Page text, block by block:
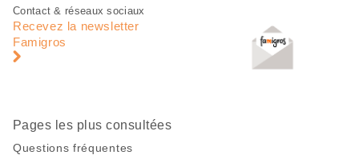
Pied
page
Navigation
pied
Contact & réseaux sociaux
Recevez la newsletter
Famigros
Pages les plus consultées
Questions fréquentes